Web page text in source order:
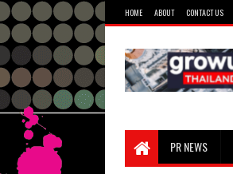
HOME ABOUT CONTACT US
PR NEWS